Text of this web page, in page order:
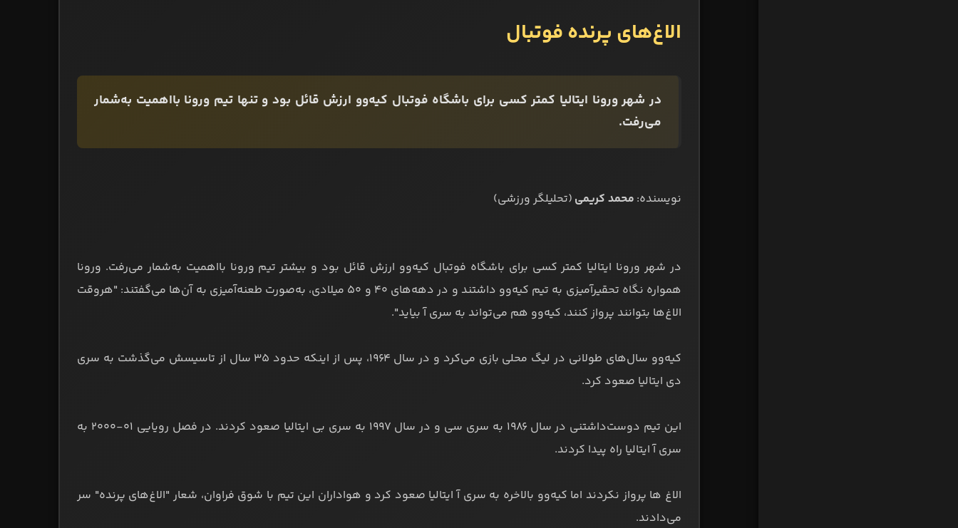
الاغ‌های پرنده فوتبال
در شهر ورونا ایتالیا کمتر کسی برای باشگاه فوتبال کیه‌وو ارزش قائل بود و تنها تیم ورونا بااهمیت به‌شمار
می‌رفت.
نویسنده: محمد کریمی (تحلیلگر ورزشی)
در شهر ورونا ایتالیا کمتر کسی برای باشگاه فوتبال کیه‌وو ارزش قائل بود و بیشتر تیم ورونا بااهمیت به‌شمار می‌رفت. ورونا
همواره نگاه تحقیرآمیزی به تیم کیه‌وو داشتند و در دهه‌های ۴۰ و ۵۰ میلادی، به‌صورت طعنه‌آمیزی به آن‌ها می‌گفتند: "هروقت
الاغ‌ها بتوانند پرواز کنند، کیه‌وو هم می‌تواند به سری‌ آ بیاید".
کیه‌وو سال‌های طولانی در لیگ‌ محلی بازی می‌کرد و در سال ۱۹۶۴، پس از اینکه حدود ۳۵ سال از تاسیسش می‌گذشت به سری
دی ایتالیا صعود کرد.
این تیم دوست‌داشتنی در سال ۱۹۸۶ به سری سی و در سال ۱۹۹۷ به سری بی ایتالیا صعود کردند. در فصل رویایی ۰۱-۲۰۰۰ به
سری آ ایتالیا راه پیدا کردند.
الاغ ها پرواز نکردند اما کیه‌وو بالاخره به سری آ ایتالیا صعود کرد و هواداران این تیم با شوق فراوان، شعار "الاغ‌های پرنده" سر
می‌دادند.